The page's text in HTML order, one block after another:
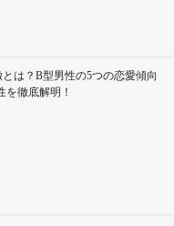
は？B型男性の5つの恋愛傾向
を徹底解明！